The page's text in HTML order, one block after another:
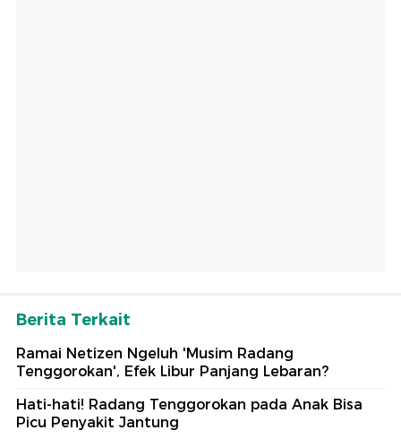
Berita Terkait
Ramai Netizen Ngeluh 'Musim Radang
Tenggorokan', Efek Libur Panjang Lebaran?
Hati-hati! Radang Tenggorokan pada Anak Bisa
Picu Penyakit Jantung